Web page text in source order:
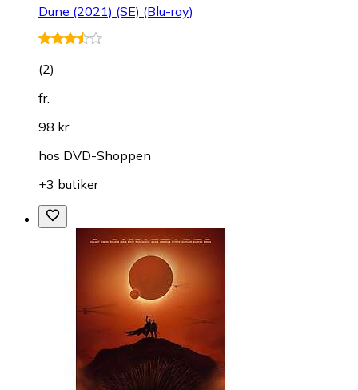
Dune (2021) (SE) (Blu-ray)
(2)
fr.
98 kr
hos DVD-Shoppen
+3 butiker